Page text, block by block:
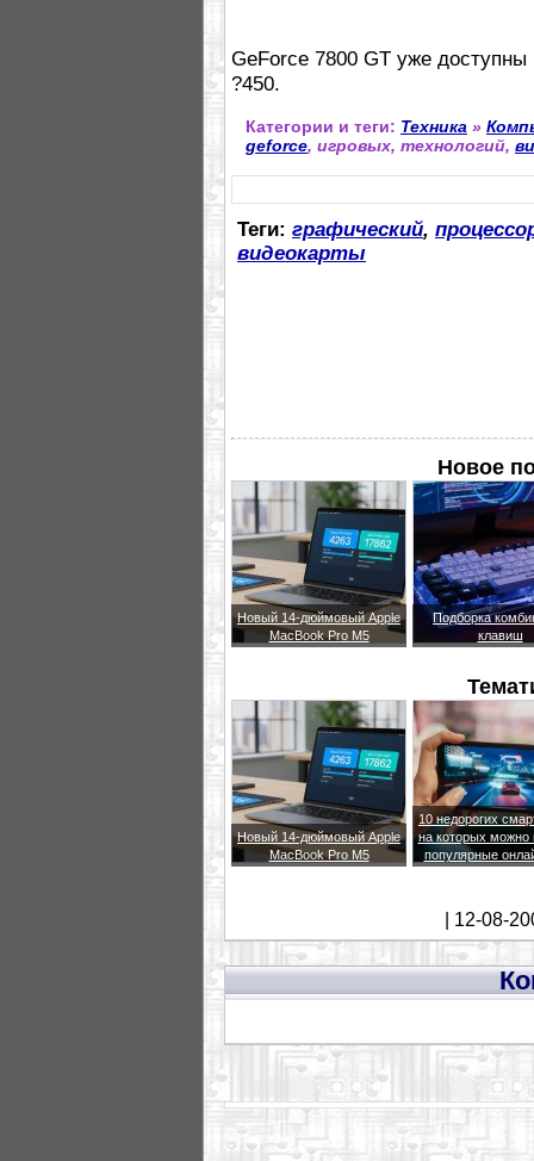
GeForce 7800 GT уже
?450.
Категории и теги: Техника »
geforce, игровых, технологий,
Теги: графический,
видеокарты
Новое
Новый 14-дюймовый Apple
MacBook Pro M5
Подборка
клавиш
Новый 14-дюймовый Apple
MacBook Pro M5
10 недорогих
на которых можно
популярные
| 12-08-